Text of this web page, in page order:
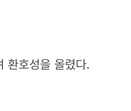
환호성을 올렸다.